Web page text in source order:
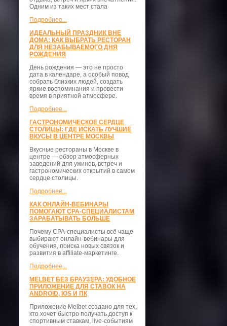
Одним из таких мест стала
Подробнее...
ИДЕАЛЬНЫЙ ПРАЗДНИК ВНЕ
ДОМА: КАК ВЫБРАТЬ РЕСТОРАН
ДЛЯ НЕЗАБЫВАЕМОГО ДНЯ
РОЖДЕНИЯ
День рождения — это не просто
дата в календаре, а особый повод
собрать близких людей, создать
яркие воспоминания и провести
время в приятной атмосфере.
Подробнее...
ГАСТРОНОМИЧЕСКОЕ СЕРДЦЕ
СТОЛИЦЫ: ГДЕ ИСКАТЬ ЛУЧШИЕ
ВКУСЫ В ЦЕНТРЕ МОСКВЫ
Вкусные рестораны в Москве в
центре — обзор атмосферных
заведений для ужинов, встреч и
гастрономических открытий в самом
сердце столицы.
Подробнее...
КАК ОНЛАЙН-ВЕБИНАРЫ
ПОМОГАЮТ CPA-СПЕЦИАЛИСТАМ
ЗАРАБАТЫВАТЬ БОЛЬШЕ
Почему CPA-специалисты всё чаще
выбирают онлайн-вебинары для
обучения, поиска новых связок и
развития в affiliate-маркетинге.
Подробнее...
MELBET БЕЗ БРАУЗЕРА: УДОБНОЕ
ПРИЛОЖЕНИЕ ДЛЯ СТАВОК НА
ANDROID, IOS И ПК
Приложение Melbet создано для тех,
кто хочет быстро получать доступ к
спортивным ставкам, live-событиям